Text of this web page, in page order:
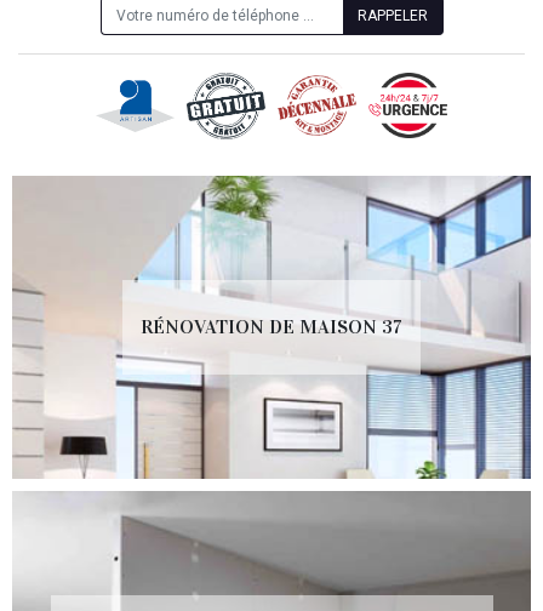
RÉNOVATION DE MAISON 37